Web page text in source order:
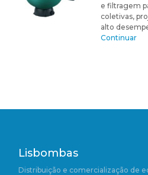
e filtragem
coletivas,
alto
Continuar
Lisbombas
Distribuição e comercialização de